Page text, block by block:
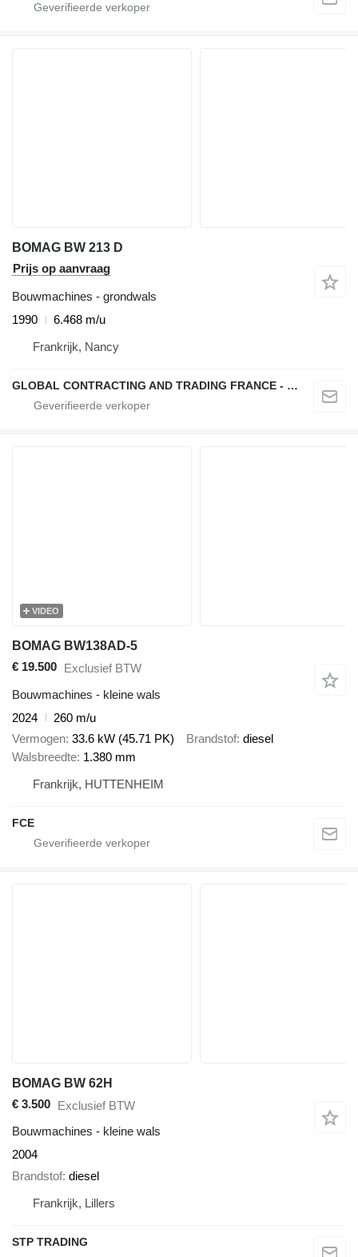
BOMAG BW 213 D
Prijs op aanvraag
Bouwmachines - grondwals
1990
6.468 m/u
Frankrijk, Nancy
GLOBAL CONTRACTING AND TRADING FRANCE - GCTF
VIDEO
BOMAG BW138AD-5
€ 19.500 Exclusief BTW
Bouwmachines - kleine wals
2024
260 m/u
Vermogen 33.6 kW (45.71 PK) Brandstof diesel
Walsbreedte 1.380 mm
Frankrijk, HUTTENHEIM
FCE
BOMAG BW 62H
€ 3.500 Exclusief BTW
Bouwmachines - kleine wals
2004
Brandstof diesel
Frankrijk, Lillers
STP TRADING